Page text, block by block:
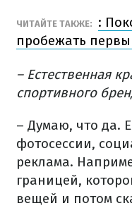
ЧИТАЙТЕ ТАКЖЕ:
:
пробежать
– Естественная
спортивного
– Думаю, что да.
фотосессии,
реклама.
границей,
вещей и потом